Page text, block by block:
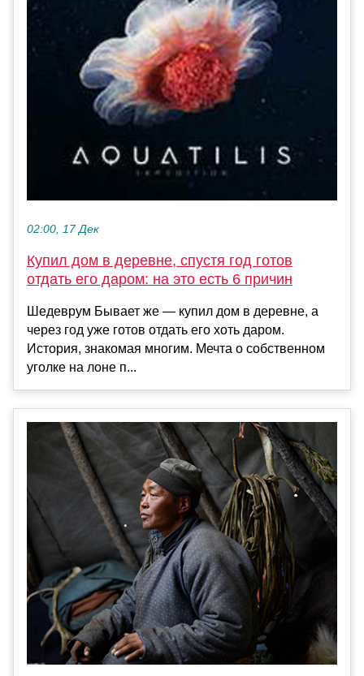
02:00, 17 Дек
Купил дом в деревне, спустя год готов
отдать его даром: на это есть 6 причин
Шедеврум Бывает же — купил дом в деревне, а
через год уже готов отдать его хоть даром.
История, знакомая многим. Мечта о собственном
уголке на лоне п...